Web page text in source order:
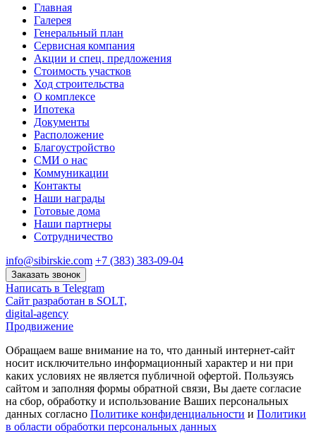
Главная
Галерея
Генеральный план
Сервисная компания
Акции и спец. предложения
Стоимость участков
Ход строительства
О комплексе
Ипотека
Документы
Расположение
Благоустройство
СМИ о нас
Коммуникации
Контакты
Наши награды
Готовые дома
Наши партнеры
Сотрудничество
info@sibirskie.com +7 (383) 383-09-04
Заказать звонок
Написать в Telegram
Сайт разработан в SOLT,
digital-agency
Продвижение
Обращаем ваше внимание на то, что данный интернет-сайт
носит исключительно информационный характер и ни при
каких условиях не является публичной офертой. Пользуясь
сайтом и заполняя формы обратной связи, Вы даете согласие
на сбор, обработку и использование Ваших персональных
данных согласно Политике конфиденциальности и Политики
в области обработки персональных данных